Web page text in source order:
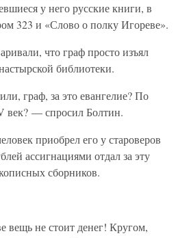
у него русские книги, в
323 и «Слово о полку Игореве».
что граф просто изъял
библиотеки.
граф, за это евангелие? По
век? — спросил Болтин.
приобрел его у староверов
ассигнациями отдал за эту
сборников.
вещь не стоит денег! Кругом,